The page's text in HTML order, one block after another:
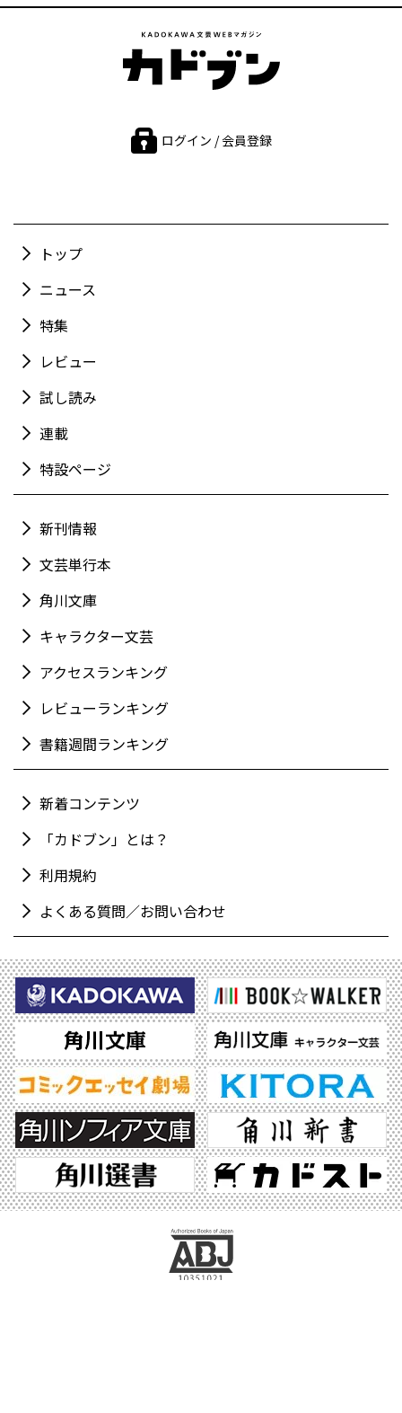
ログイン / 会員登録
トップ
ニュース
特集
レビュー
試し読み
連載
特設ページ
新刊情報
文芸単行本
角川文庫
キャラクター文芸
アクセスランキング
レビューランキング
書籍週間ランキング
新着コンテンツ
「カドブン」とは？
利用規約
よくある質問／お問い合わせ